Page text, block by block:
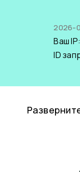
2026-
Ваш
ID